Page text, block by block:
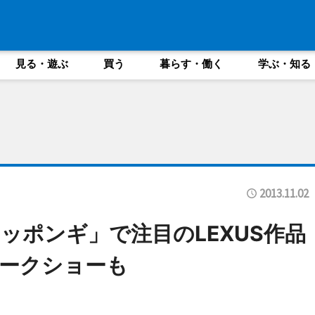
見る・遊ぶ 買う 暮らす・働く 学ぶ・知る
2013.11.02
ポンギ」で注目のLEXUS作品
クショーも